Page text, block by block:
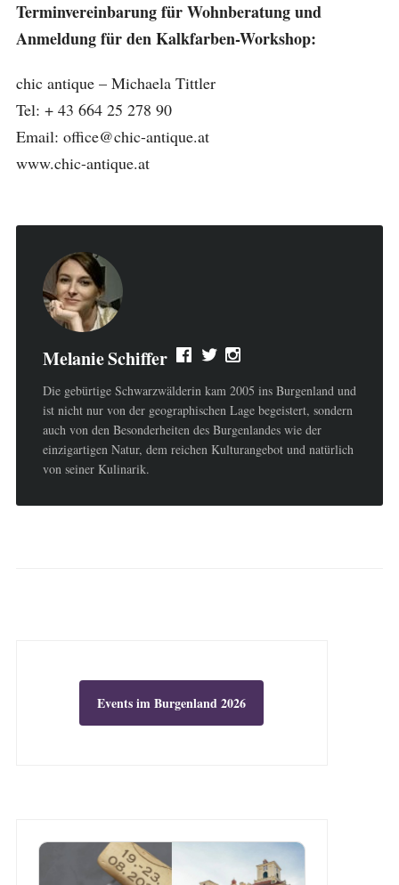
Terminvereinbarung für Wohnberatung und
Anmeldung für den Kalkfarben-Workshop:
chic antique – Michaela Tittler
Tel: + 43 664 25 278 90
Email: office@chic-antique.at
www.chic-antique.at
Melanie Schiffer
Die gebürtige Schwarzwälderin kam 2005 ins Burgenland und
ist nicht nur von der geographischen Lage begeistert, sondern
auch von den Besonderheiten des Burgenlandes wie der
einzigartigen Natur, dem reichen Kulturangebot und natürlich
von seiner Kulinarik.
Events im Burgenland 2026